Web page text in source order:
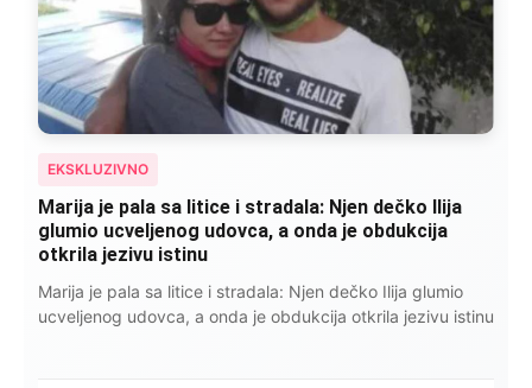
EKSKLUZIVNO
Marija je pala sa litice i stradala: Njen dečko Ilija
glumio ucveljenog udovca, a onda je obdukcija
otkrila jezivu istinu
Marija je pala sa litice i stradala: Njen dečko Ilija glumio
ucveljenog udovca, a onda je obdukcija otkrila jezivu istinu